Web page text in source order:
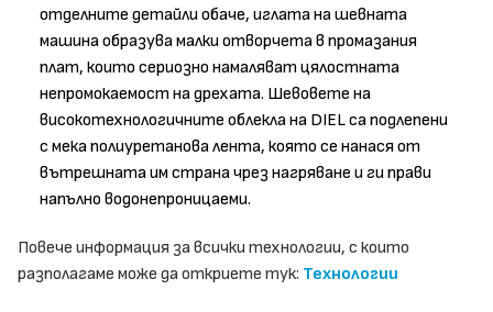
отделните детайли обаче, иглата на шевната
машина образува малки отворчета в промазания
плат, които сериозно намаляват цялостната
непромокаемост на дрехата. Шевовете на
високотехнологичните облекла на DIEL са подлепени
с мека полиуретанова лента, която се нанася от
вътрешната им страна чрез нагряване и ги прави
напълно водонепроницаеми.
Повече информация за всички технологии, с които
разполагаме може да откриете тук: Технологии